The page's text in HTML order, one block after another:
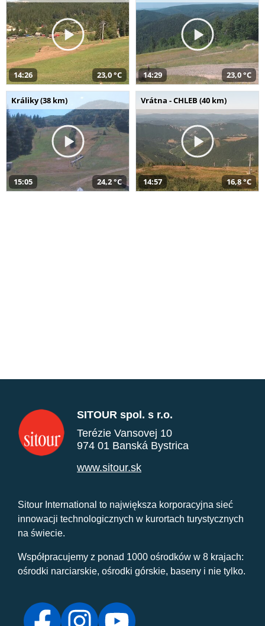
14:26 23,0 °C 14:29 23,0 °C
Králiky (38 km)
15:05 24,2 °C
Vrátna - CHLEB (40 km)
14:57 16,8 °C
SITOUR spol. s r.o.
Terézie Vansovej 10
974 01 Banská Bystrica
www.sitour.sk
Sitour International to największa korporacyjna sieć
innowacji technologicznych w kurortach turystycznych
na świecie.
Współpracujemy z ponad 1000 ośrodków w 8 krajach:
ośrodki narciarskie, ośrodki górskie, baseny i nie tylko.